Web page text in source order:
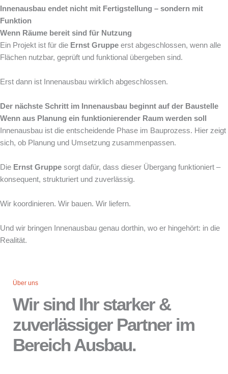
Innenausbau endet nicht mit Fertigstellung – sondern mit
Funktion
Wenn Räume bereit sind für Nutzung
Ein Projekt ist für die Ernst Gruppe erst abgeschlossen, wenn alle
Flächen nutzbar, geprüft und funktional übergeben sind.
Erst dann ist Innenausbau wirklich abgeschlossen.
Der nächste Schritt im Innenausbau beginnt auf der Baustelle
Wenn aus Planung ein funktionierender Raum werden soll
Innenausbau ist die entscheidende Phase im Bauprozess. Hier zeigt
sich, ob Planung und Umsetzung zusammenpassen.
Die Ernst Gruppe sorgt dafür, dass dieser Übergang funktioniert –
konsequent, strukturiert und zuverlässig.
Wir koordinieren. Wir bauen. Wir liefern.
Und wir bringen Innenausbau genau dorthin, wo er hingehört: in die
Realität.
Über uns
Wir sind Ihr starker &
zuverlässiger Partner im
Bereich Ausbau.